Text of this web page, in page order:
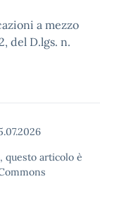
a mezzo
del D.lgs. n.
questo articolo è